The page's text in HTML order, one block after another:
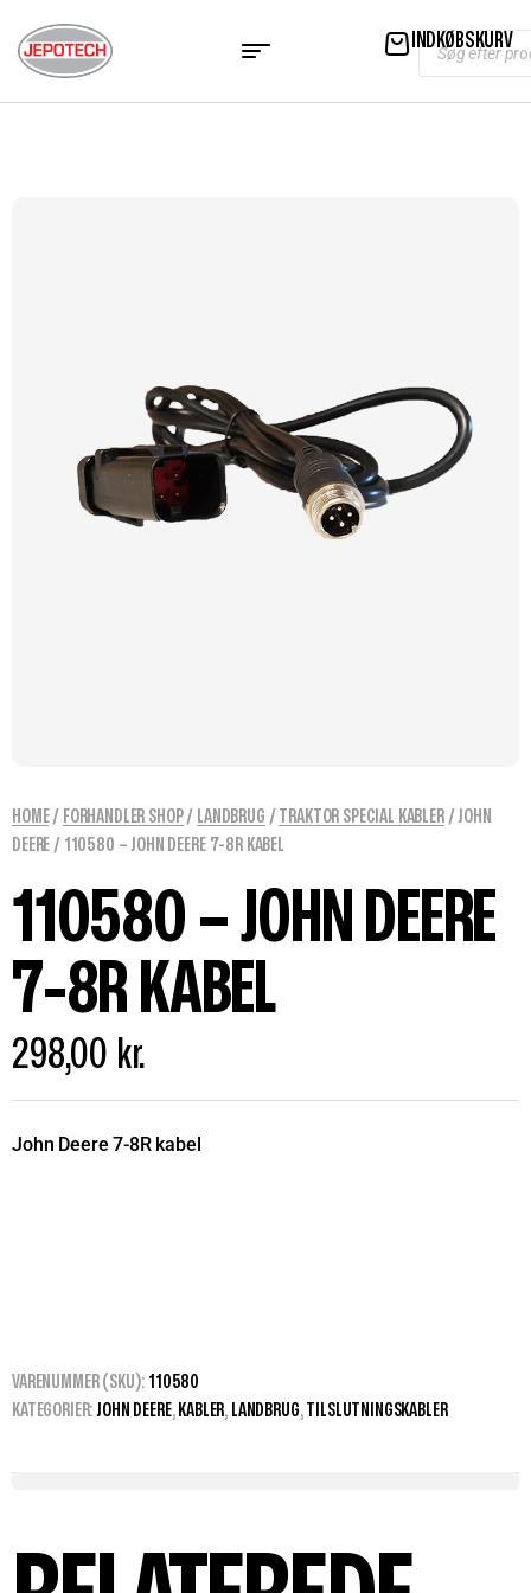
INDKØBSKURV
HOME/ FORHANDLER SHOP/ LANDBRUG / TRAKTOR SPECIAL KABLER/ JOHN
DEERE / 110580 – JOHN DEERE 7-8R KABEL
110580 – JOHN DEERE
7-8R KABEL
298,00 kr.
John Deere 7-8R kabel
VARENUMMER (SKU): 110580
KATEGORIER:JOHN DEERE, KABLER, LANDBRUG,TILSLUTNINGSKABLER